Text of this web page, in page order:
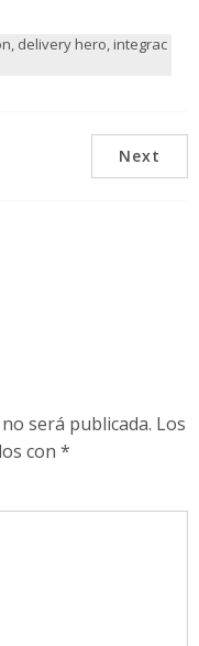
delivery hero, integrac
Next
será publicada. Los
con *